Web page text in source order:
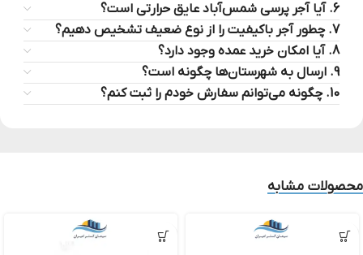
6. آیا آجر پرسی شمس‌آباد عایق حرارتی است؟
7. چطور آجر باکیفیت را از نوع ضعیف تشخیص دهیم؟
8. آیا امکان خرید عمده وجود دارد؟
9. ارسال به شهرستان‌ها چگونه است؟
10. چگونه می‌توانم سفارش خودم را ثبت کنم؟
محصولات مشابه